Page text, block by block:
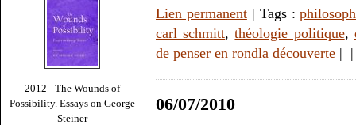
2012 - The Wounds of
Possibility. Essays on George
Steiner
Lien permanent| Tags :
carl schmitt,théologie politique,
de penser en rondla découverte |
06/07/2010